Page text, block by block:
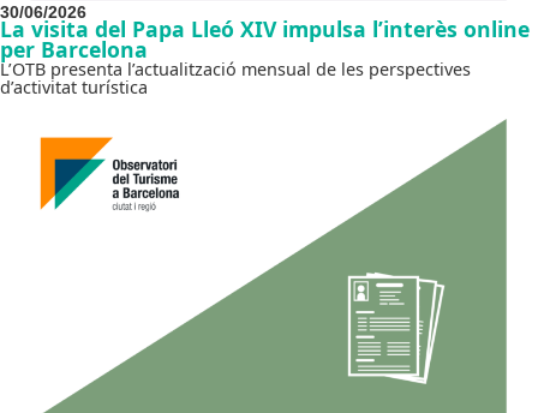
30/06/2026
La visita del Papa Lleó XIV impulsa l’interès online
per Barcelona
L’OTB presenta l’actualització mensual de les perspectives
d’activitat turística